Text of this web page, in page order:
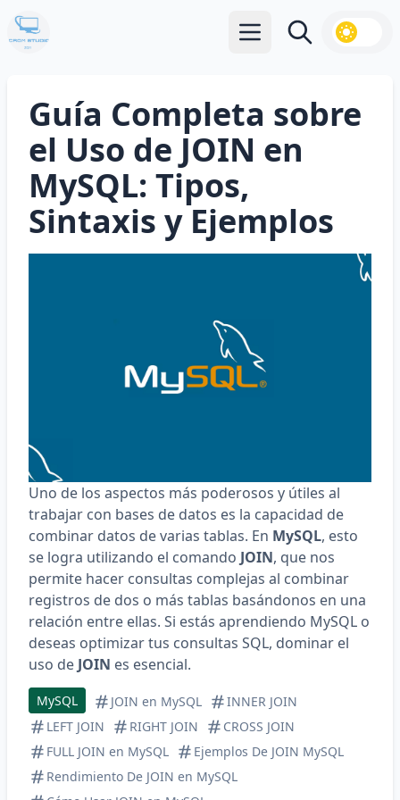
Abrir menú principal
Buscar
Guía Completa sobre
el Uso de JOIN en
MySQL: Tipos,
Sintaxis y Ejemplos
Uno de los aspectos más poderosos y útiles al
trabajar con bases de datos es la capacidad de
combinar datos de varias tablas. En MySQL, esto
se logra utilizando el comando JOIN, que nos
permite hacer consultas complejas al combinar
registros de dos o más tablas basándonos en una
relación entre ellas. Si estás aprendiendo MySQL o
deseas optimizar tus consultas SQL, dominar el
uso de JOIN es esencial.
MySQL JOIN en MySQL
INNER JOIN
LEFT JOIN
RIGHT JOIN
CROSS JOIN
FULL JOIN en MySQL
Ejemplos De JOIN MySQL
Rendimiento De JOIN en MySQL